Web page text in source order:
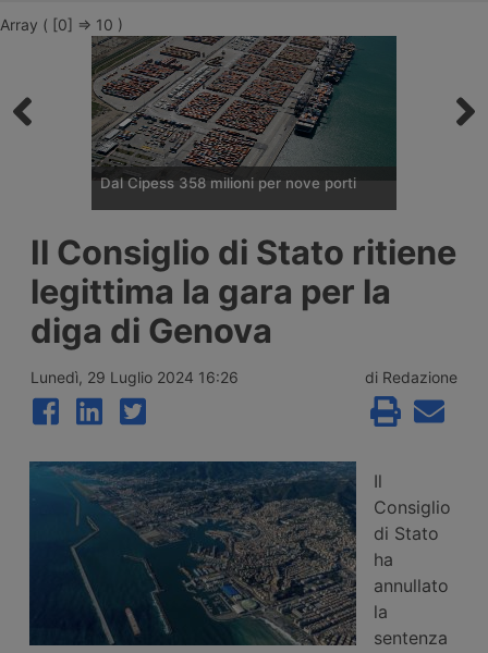
Array ( [0] => 10 )
Dal Cipess 358 milioni per nove porti
Programmazione Economica ha dato
parere favorevole a un fondo da 357,65
milioni di euro per quattordici interventi in
nove porti italiani, tra opere nuove a
Trieste, Messina e Venezia e il
rifinanziamento di progetti già avviati in
Il Consiglio di Stato ritiene
legittima la gara per la
diga di Genova
Lunedì, 29 Luglio 2024 16:26 di Redazione
Il
Consiglio
di Stato
ha
annullato
la
sentenza